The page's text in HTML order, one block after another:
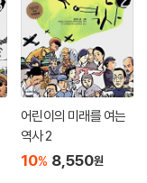
어린이의 미래를 여는
역사 2
10% 8,550원